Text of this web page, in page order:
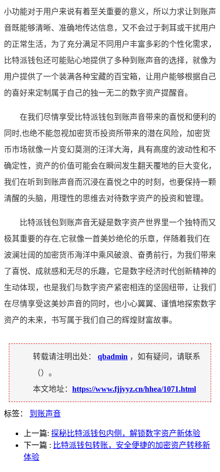
小功能对于用户来说有着至关重要的意义，所以力求让到账声
音既能够清晰、准确地传达信息，又不会过于刺耳或干扰用户
的正常生活，为了充分满足不同用户丰富多彩的个性化需求，
比特派钱包还可能贴心地提供了多种到账声音的选择，就像为
用户提供了一个装满各种宝藏的百宝箱，让用户能够根据自己
的喜好来定制属于自己的独一无二的数字资产提醒音。
在我们尽情享受比特派钱包到账声音带来的喜悦和便利的
同时,也绝不能忽视加密货币投资所带来的潜在风险，加密货
币市场就像一片变幻莫测的汪洋大海，具有高度的波动性和不
确定性，资产的价值可能会在瞬间发生翻天覆地的巨大变化，
我们在听到到账声音而沉浸在喜悦之中的时刻，也要保持一颗
清醒的头脑，用理性的思维去对待数字资产的投资和管理。
比特派钱包到账声音无疑是数字资产世界里一个独特而又
极其重要的存在,它就像一首美妙绝伦的乐章，伴随着我们在
波澜壮阔的加密货币海洋中乘风破浪、奋勇前行，为我们带来
了喜悦、成就感和无尽的乐趣，它是数字经济时代创新精神的
生动体现，也是我们与数字资产紧密相连的坚固纽带，让我们
在尽情享受这美妙声音的同时，也小心翼翼、谨慎地探索数字
资产的未来，书写属于我们自己的辉煌财富故事。
转载请注明出处： qbadmin ，如有疑问，请联系
（）。
本文地址： https://www.fjjyyz.cn/hhea/1071.html
标签： 到账声音
上一篇: 探秘比特派钱包内侧，解锁数字资产新体验
下一篇 : 比特派钱包转账，安全便捷的加密资产转移新
体验